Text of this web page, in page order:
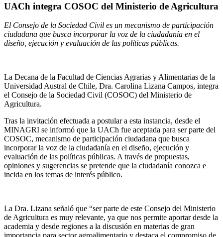
UACh integra COSOC del Ministerio de Agricultura
El Consejo de la Sociedad Civil es un mecanismo de participación
ciudadana que busca incorporar la voz de la ciudadanía en el
diseño, ejecución y evaluación de las políticas públicas.
La Decana de la Facultad de Ciencias Agrarias y Alimentarias de la
Universidad Austral de Chile, Dra. Carolina Lizana Campos, integra
el Consejo de la Sociedad Civil (COSOC) del Ministerio de
Agricultura.
Tras la invitación efectuada a postular a esta instancia, desde el
MINAGRI se informó que la UACh fue aceptada para ser parte del
COSOC, mecanismo de participación ciudadana que busca
incorporar la voz de la ciudadanía en el diseño, ejecución y
evaluación de las políticas públicas. A través de propuestas,
opiniones y sugerencias se pretende que la ciudadanía conozca e
incida en los temas de interés público.
La Dra. Lizana señaló que “ser parte de este Consejo del Ministerio
de Agricultura es muy relevante, ya que nos permite aportar desde la
academia y desde regiones a la discusión en materias de gran